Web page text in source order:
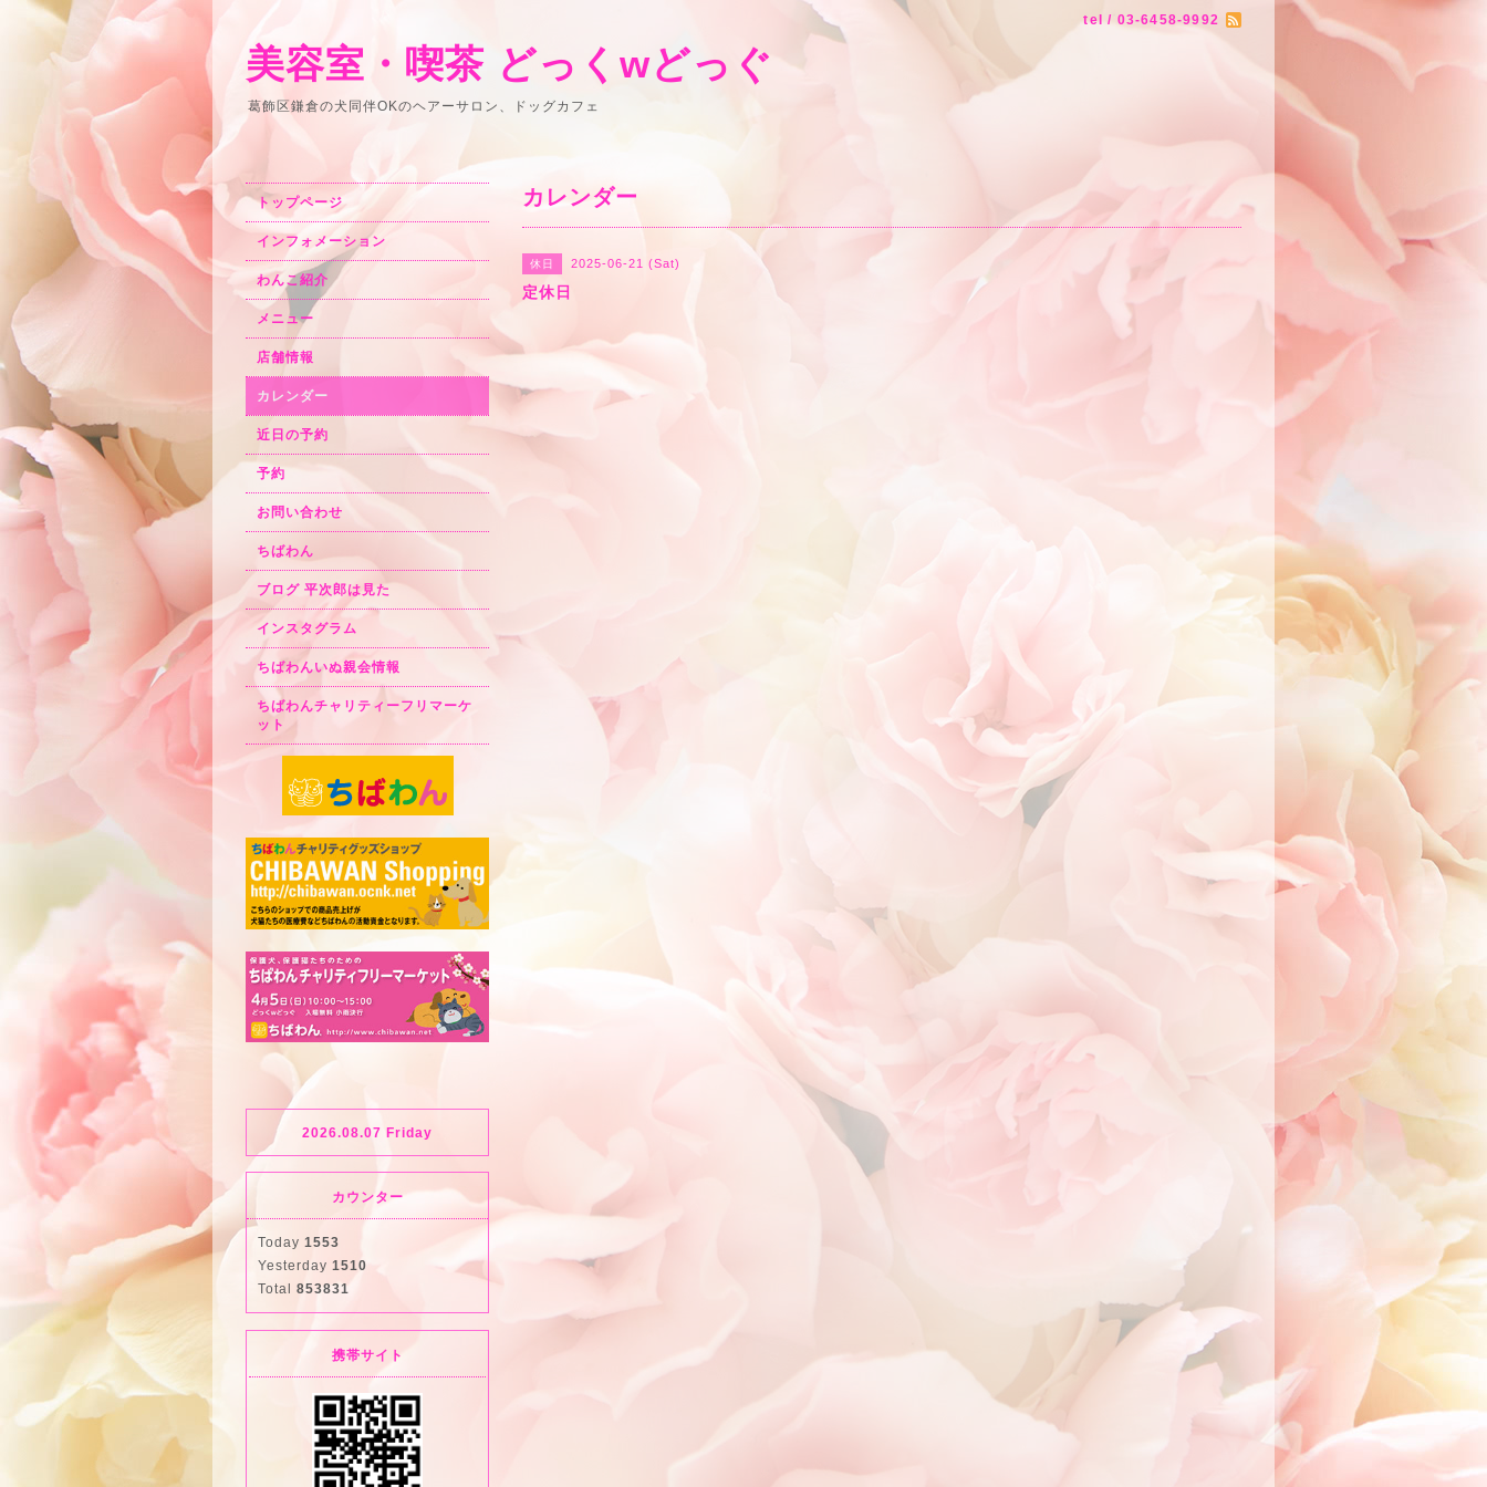
tel / 03-6458-9992
美容室・喫茶 どっくwどっぐ
葛飾区鎌倉の犬同伴OKのヘアーサロン、ドッグカフェ
カレンダー
休日 2025-06-21 (Sat)
定休日
トップページ
インフォメーション
わんこ紹介
メニュー
店舗情報
カレンダー
近日の予約
予約
お問い合わせ
ちばわん
ブログ 平次郎は見た
インスタグラム
ちばわんいぬ親会情報
ちばわんチャリティーフリマーケ
ット
2026.08.07 Friday
カウンター
Today 1553
Yesterday 1510
Total 853831
携帯サイト